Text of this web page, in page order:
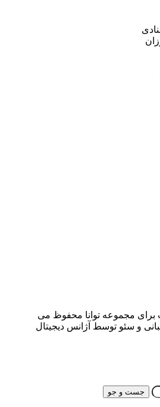
برای مجموعه توانا محفوظ می
و سئو توسط آژانس دیجیتال
جست و جو